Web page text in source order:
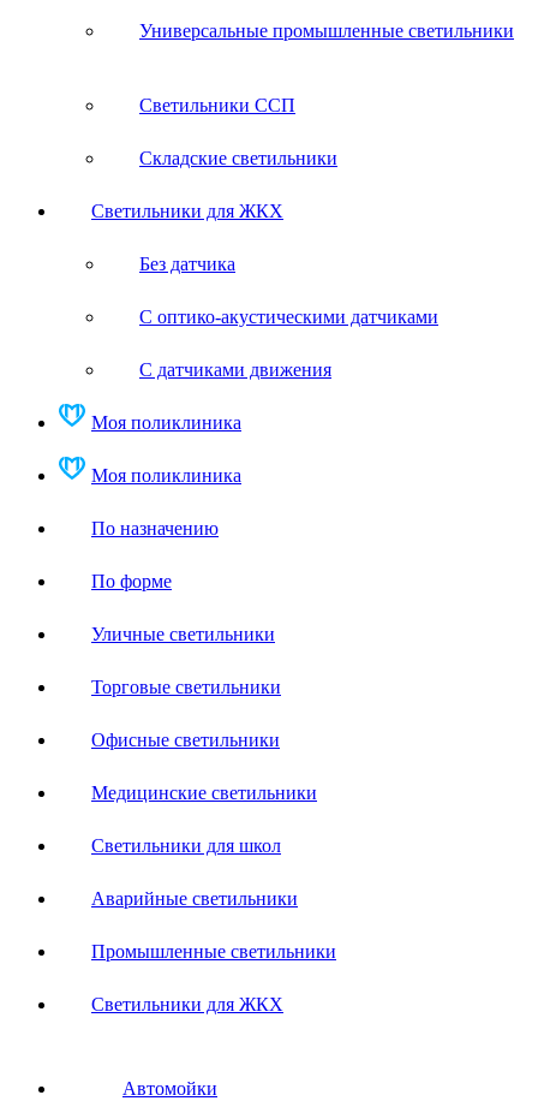
Универсальные промышленные светильники
Светильники ССП
Складские светильники
Светильники для ЖКХ
Без датчика
С оптико-акустическими датчиками
С датчиками движения
Моя поликлиника
Моя поликлиника
По назначению
По форме
Уличные светильники
Торговые светильники
Офисные светильники
Медицинские светильники
Светильники для школ
Аварийные светильники
Промышленные светильники
Светильники для ЖКХ
Автомойки